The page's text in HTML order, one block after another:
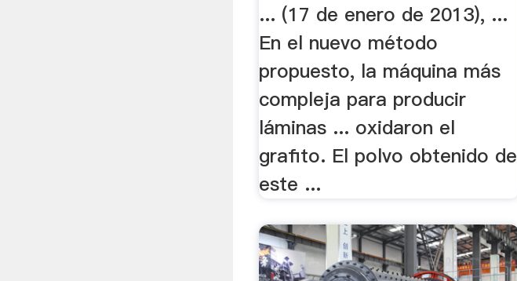
... (17 de enero de 2013), ...
En el nuevo método
propuesto, la máquina más
compleja para producir
láminas ... oxidaron el
grafito. El polvo obtenido de
este ...